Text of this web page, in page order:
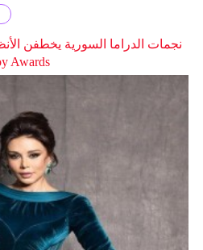
نجمات الدراما السورية يخطفن
Awards